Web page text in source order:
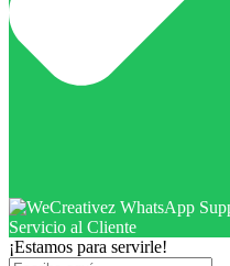
Servicio al Cliente
¡Estamos para servirle!